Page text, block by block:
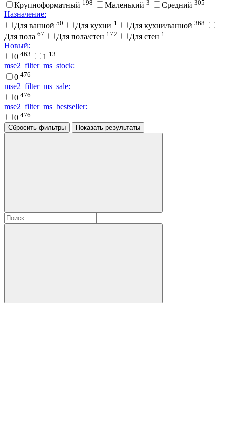
Крупноформатный 198 Маленький 3 Средний 305
Назначение:
Для ванной 50 Для кухни 1 Для кухни/ванной 368
Для пола 67 Для пола/стен 172 Для стен 1
Новый:
0 463 1 13
mse2_filter_ms_stock:
0 476
mse2_filter_ms_sale:
0 476
mse2_filter_ms_bestseller:
0 476
Сбросить фильтры
Показать результаты